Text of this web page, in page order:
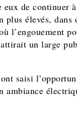
eux de continuer
élevés, dans
l’engouement
un large
saisi
ambiance